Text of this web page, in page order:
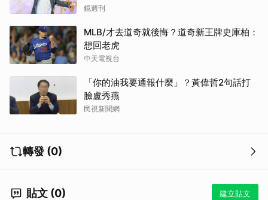
鏡週刊
MLB/才去道奇就後悔？道奇新王牌史庫柏：
想回老虎
中天電視台
「你的油我要通報什麼」？黃偉哲2句話打
臉盧秀燕
民視新聞網
轉發 (0)
貼文 (0) 建立貼文